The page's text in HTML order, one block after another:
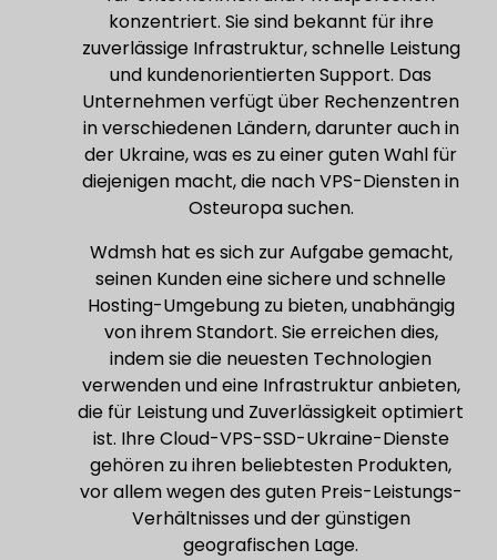
konzentriert. Sie sind bekannt für ihre
zuverlässige Infrastruktur, schnelle Leistung
und kundenorientierten Support. Das
Unternehmen verfügt über Rechenzentren
in verschiedenen Ländern, darunter auch in
der Ukraine, was es zu einer guten Wahl für
diejenigen macht, die nach VPS-Diensten in
Osteuropa suchen.
Wdmsh hat es sich zur Aufgabe gemacht,
seinen Kunden eine sichere und schnelle
Hosting-Umgebung zu bieten, unabhängig
von ihrem Standort. Sie erreichen dies,
indem sie die neuesten Technologien
verwenden und eine Infrastruktur anbieten,
die für Leistung und Zuverlässigkeit optimiert
ist. Ihre Cloud-VPS-SSD-Ukraine-Dienste
gehören zu ihren beliebtesten Produkten,
vor allem wegen des guten Preis-Leistungs-
Verhältnisses und der günstigen
geografischen Lage.